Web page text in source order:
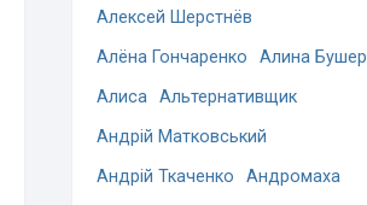
Алексей Шерстнёв
Алёна Гончаренко
Алина Бушер
Алиса Альтернативщик
Андрій Матковський
Андрій Ткаченко
Андромаха